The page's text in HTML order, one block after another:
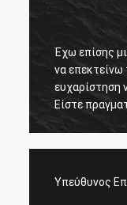
Έχω επίσης
να επεκτείνω
ευχαρίστηση
Είστε
πράγμα.
Υπεύθυνος